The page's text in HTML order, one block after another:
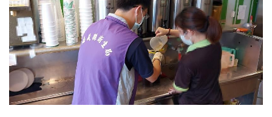
刊登